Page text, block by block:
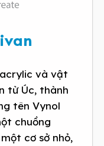
và vật
từ Úc, thành
tên Vynol
chuồng
cơ sở nhỏ,